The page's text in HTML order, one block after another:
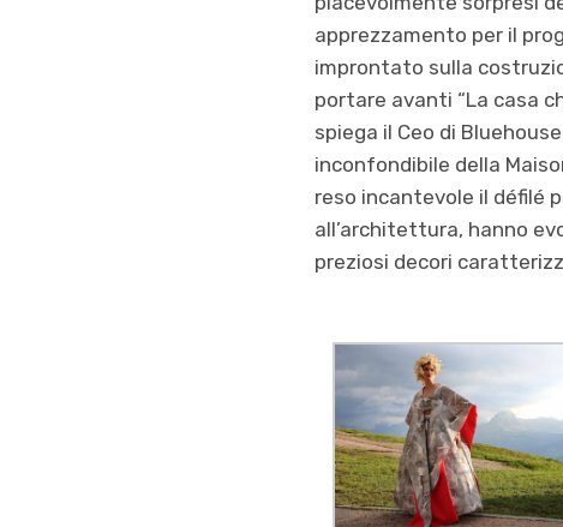
apprezzamento per il
improntato sulla
portare avanti “La casa
spiega il Ceo di
inconfondibile della
reso incantevole il défilé
all’architettura, hanno
preziosi decori